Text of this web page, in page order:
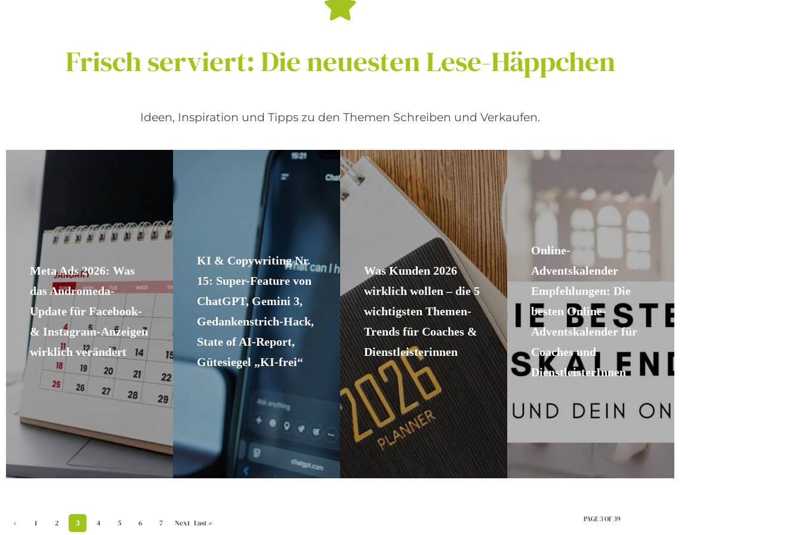
Frischserviert: DieneuestenLese-Häppchen
Ideen, Inspiration und Tipps zu den Themen Schreiben und Verkaufen.
Meta Ads 2026: Was
das Andromeda-
Update für Facebook-
& Instagram-Anzeigen
wirklich verändert
KI & Copywriting Nr.
15: Super-Feature von
ChatGPT, Gemini 3,
Gedankenstrich-Hack,
State of AI-Report,
Gütesiegel „KI-frei“
Was Kunden 2026
wirklich wollen – die 5
wichtigsten Themen-
Trends für Coaches &
Dienstleisterinnen
Online-
Adventskalender
Empfehlungen: Die
besten Online-
Adventskalender für
Coaches und
DienstleisterInnen
‹ 1 2 3 4 5 6 7 Next Last » PAGE 3 OF 39